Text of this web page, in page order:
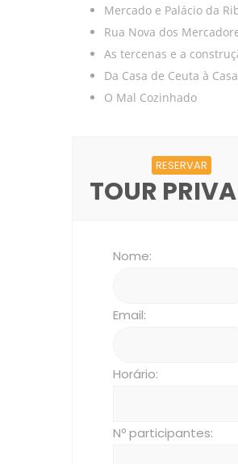
Mercado e Palácio da
Rua Nova dos
As tercenas e a
Da Casa de Ceuta à
O Mal Cozinhado
RESERVAR
TOUR
Nome:
Email:
Horário:
Nº participantes: